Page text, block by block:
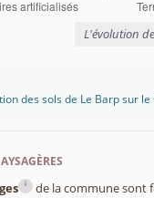
L'évolution
des sols de Le Barp sur
i de la commune sont